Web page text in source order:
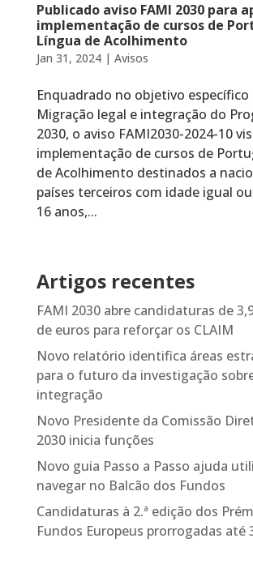
Publicado aviso FAMI 2030 para
implementação de cursos de
Língua de Acolhimento
Jan 31, 2024| Avisos
Enquadrado no objetivo específico
Migração legal e integração do
2030, o aviso FAMI2030-2024-10
implementação de cursos de
de Acolhimento destinados a
países terceiros com idade igual
16 anos,...
Artigos recentes
FAMI 2030 abre candidaturas de
de euros para reforçar os CLAIM
Novo relatório identifica áreas
para o futuro da investigação
integração
Novo Presidente da Comissão
2030 inicia funções
Novo guia Passo a Passo ajuda
navegar no Balcão dos Fundos
Candidaturas à 2.ª edição dos
Fundos Europeus prorrogadas até